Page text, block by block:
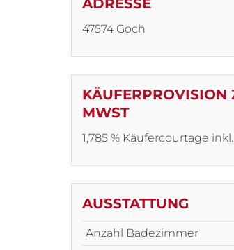
ADRESSE
47574 Goch
KÄUFERPROVISION
MWST
1,785 % Käufercourtage
AUSSTATTUNG
Anzahl Badezimmer